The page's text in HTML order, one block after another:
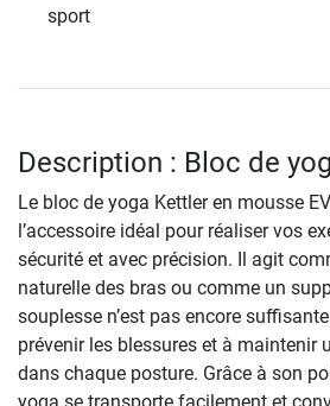
sport
Description : Bloc de
Le bloc de yoga Kettler en mousse
l’accessoire idéal pour réaliser vos
sécurité et avec précision. Il agit
naturelle des bras ou comme un
souplesse n’est pas encore
prévenir les blessures et à maintenir
dans chaque posture. Grâce à son